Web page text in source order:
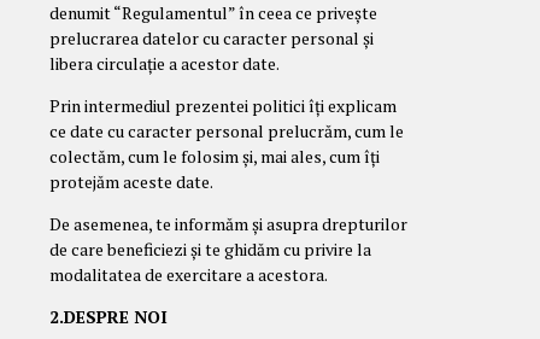
denumit “Regulamentul” în ceea ce privește
prelucrarea datelor cu caracter personal și
libera circulație a acestor date.
Prin intermediul prezentei politici îți explicam
ce date cu caracter personal prelucrăm, cum le
colectăm, cum le folosim și, mai ales, cum îți
protejăm aceste date.
De asemenea, te informăm și asupra drepturilor
de care beneficiezi și te ghidăm cu privire la
modalitatea de exercitare a acestora.
2.DESPRE NOI